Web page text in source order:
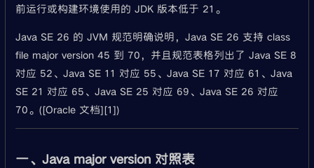
前运行或构建环境使用的 JDK 版本低于 21。
Java SE 26 的 JVM 规范明确说明，Java SE 26 支持 class
file major version 45 到 70，并且规范表格列出了 Java SE 8
对应 52、Java SE 11 对应 55、Java SE 17 对应 61、Java
SE 21 对应 65、Java SE 25 对应 69、Java SE 26 对应
70。([Oracle 文档][1])
一、Java major version 对照表